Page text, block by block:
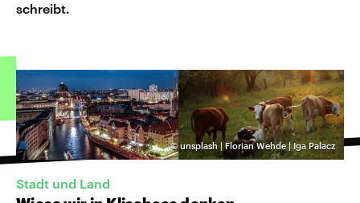
schreibt.
©unsplash | Florian Wehde | Iga Palacz
Stadt und Land